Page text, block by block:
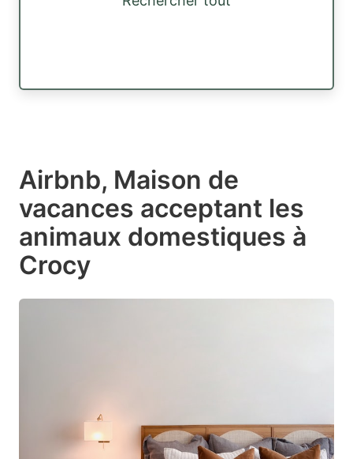
Airbnb, Maison de
vacances acceptant les
animaux domestiques à
Crocy